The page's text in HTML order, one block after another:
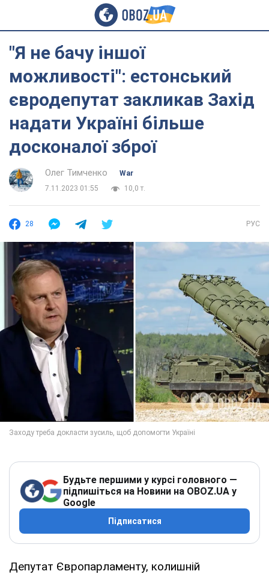
"Я не бачу іншої
можливості": естонський
євродепутат закликав Захід
надати Україні більше
досконалої зброї
Олег Тимченко
War
7.11.2023 01:55
10,0 т.
28 РУС
Будьте першими у курсі головного —
підпишіться на Новини на OBOZ.UA у
Google
Підписатися
Депутат Європарламенту, колишній